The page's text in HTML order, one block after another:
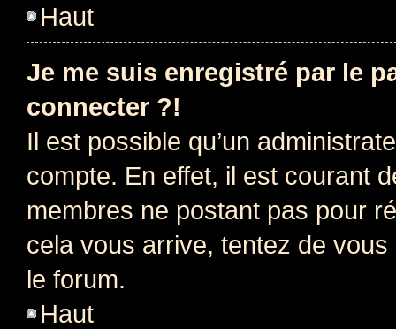
Haut
Je me suis enregistré par le
connecter ?!
Il est possible qu’un
compte. En effet, il est courant
membres ne postant pas pour
cela vous arrive, tentez de
le forum.
Haut